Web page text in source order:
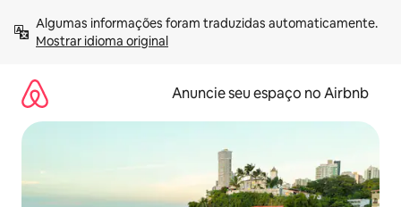
para
Mostrar idioma original
Anuncie seu espaço no Airbnb